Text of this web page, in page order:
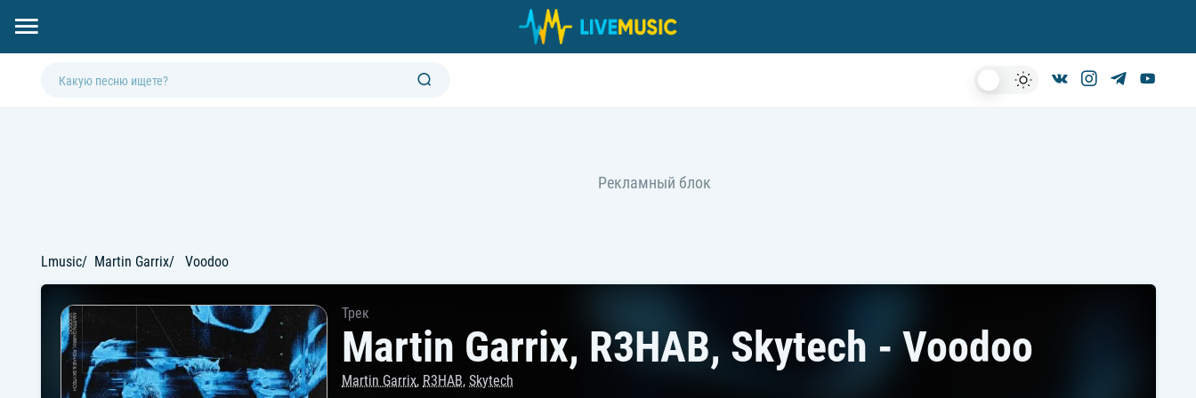
Lmusic Martin Garrix Voodoo
Трек
Martin Garrix, R3HAB, Skytech - Voodoo
Martin Garrix, R3HAB,Skytech